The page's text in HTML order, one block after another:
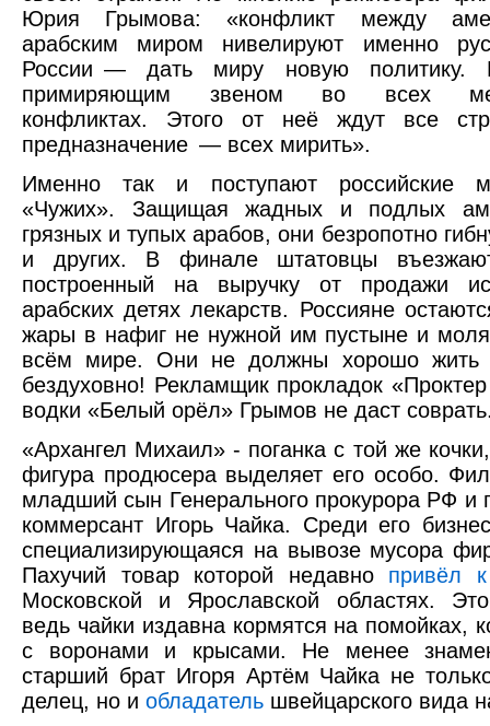
Юрия Грымова: «конфликт между
арабским миром нивелируют именно
России — дать миру новую политику.
примиряющим звеном во всех
конфликтах. Этого от неё ждут все
предназначение — всех мирить».
Именно так и поступают российские
«Чужих». Защищая жадных и подлых
грязных и тупых арабов, они безропотно
и других. В финале штатовцы
построенный на выручку от продажи
арабских детях лекарств. Россияне
жары в нафиг не нужной им пустыне и
всём мире. Они не должны хорошо жить
бездуховно! Рекламщик прокладок
водки «Белый орёл» Грымов не даст
«Архангел Михаил» - поганка с той же
фигура продюсера выделяет его особо.
младший сын Генерального прокурора РФ и
коммерсант Игорь Чайка. Среди его
специализирующаяся на вывозе мусора
Пахучий товар которой недавно привёл
Московской и Ярославской областях.
ведь чайки издавна кормятся на помойках,
с воронами и крысами. Не менее
старший брат Игоря Артём Чайка не
делец, но и обладатель швейцарского вида